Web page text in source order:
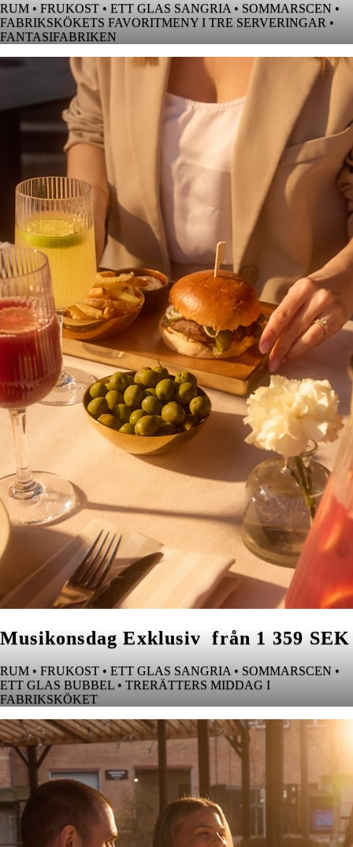
RUM • FRUKOST • ETT GLAS SANGRIA • SOMMARSCEN •
FABRIKSKÖKETS FAVORITMENY I TRE SERVERINGAR •
FANTASIFABRIKEN
Musikonsdag Exklusiv från 1 359 SEK
RUM • FRUKOST • ETT GLAS SANGRIA • SOMMARSCEN •
ETT GLAS BUBBEL • TRERÄTTERS MIDDAG I
FABRIKSKÖKET